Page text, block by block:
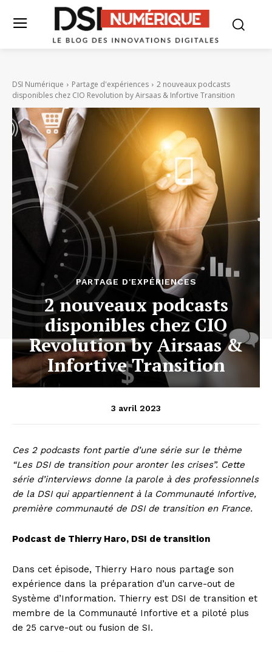
DSI Numérique Partage d'expériences
2 nouveaux podcasts
disponibles chez CIO Revolution by Airsaas & Infortive Transition
PARTAGE D'EXPÉRIENCES
2 nouveaux podcasts
disponibles chez CIO
Revolution by Airsaas &
Infortive Transition
3 avril 2023
Ces 2 podcasts font partie d’une série sur le thème
“Les DSI de transition pour aronter les crises”. Cette
série d’interviews donne la parole à des professionnels
de la DSI qui appartiennent à la Communauté Infortive,
première communauté de DSI de transition en France.
Podcast de Thierry Haro, DSI de transition
Dans cet épisode, Thierry Haro nous partage son
expérience dans la préparation d’un carve-out de
Système d’Information. Thierry est DSI de transition et
membre de la Communauté Infortive et a piloté plus
de 25 carve-out ou fusion de SI.